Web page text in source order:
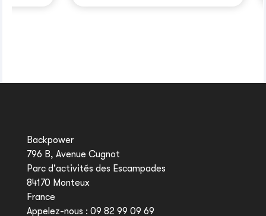
Backpower
796 B, Avenue Cugnot
Parc d'activités des Escampades
84170 Monteux
France
Appelez-nous : 09 82 99 09 69